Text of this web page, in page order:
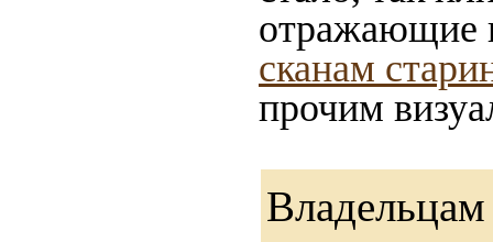
отражающие
сканам
прочим